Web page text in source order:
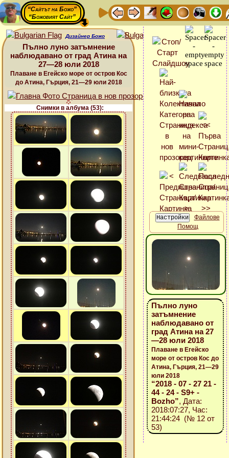
“Сайтът на Божо”
“Божовият Сайт”
Дизайнер Божо
Пълно луно затъмнение
наблюдавано от град Атина на
27—28 юли 2018
Плаване в Егейско море от остров Кос
до Атина, Гърция, 21—29 юли 2018
Снимки в албума (53):
Файлове
Помощ
Пълно луно
затъмнение
наблюдавано от
град Атина на 27
—28 юли 2018
Плаване в Егейско
море от остров Кос до
Атина, Гърция, 21—29
юли 2018
“2018 - 07 - 27 21 -
44 - 24 - S9+ -
Bozho”, Дата:
2018:07:27, Час:
21:44:24 (№ 12 от
53)